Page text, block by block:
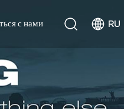
с нами RU